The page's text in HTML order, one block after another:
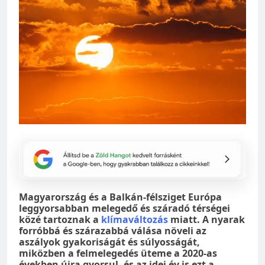
Magyarország és a Balkán-félsziget Európa
leggyorsabban melegedő és száradó térségei
közé tartoznak a klímaváltozás miatt. A nyarak
forróbbá és szárazabbá válása növeli az
aszályok gyakoriságát és súlyosságát,
miközben a felmelegedés üteme a 2020-as